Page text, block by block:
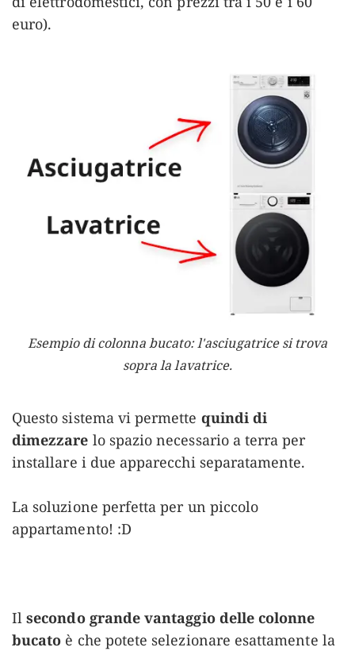
euro).
Esempio di colonna bucato: l'asciugatrice si trova
sopra la lavatrice.
Questo sistema vi permette quindi di
dimezzare lo spazio necessario a terra per
installare i due apparecchi separatamente.
La soluzione perfetta per un piccolo
appartamento! :D
Ilsecondo grande vantaggio delle colonne
bucato è che potete selezionare esattamente la